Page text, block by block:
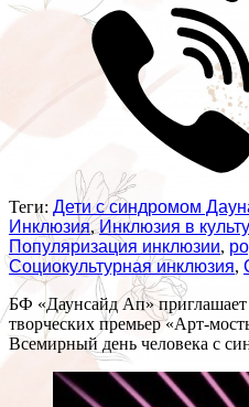
Теги: Дети с синдромом
Инклюзия,Инклюзия в
Популяризация инклюзии,
Социокультурная инклюзия,
БФ «Даунсайд Ап»
творческих премьер «Арт-
Всемирный день человека с